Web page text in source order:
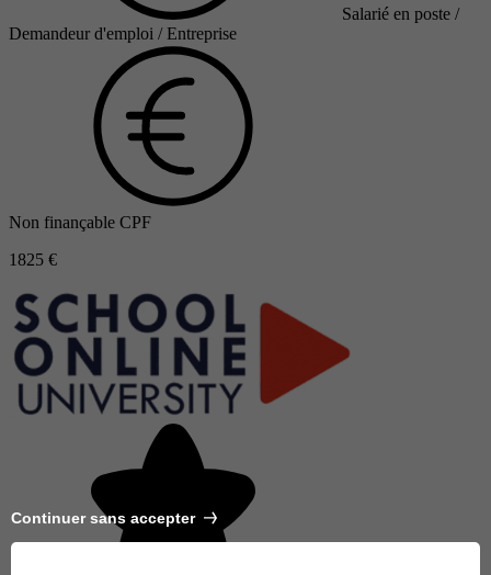
Salarié en poste /
Demandeur d'emploi / Entreprise
Non finançable CPF
1825 €
Continuer sans accepter